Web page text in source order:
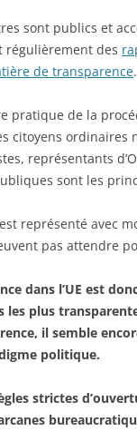
sont publics et
régulièrement des
de transparence.
pratique de la
citoyens ordinaires
représentants
sont les
représenté avec
pas attendre
dans l’UE est
plus
il semble
politique.
strictes